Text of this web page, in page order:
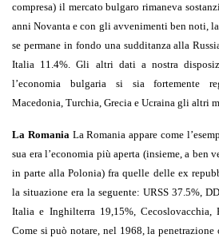
compresa) il mercato bulgaro rimaneva
anni Novanta e con gli avvenimenti ben noti,
se permane in fondo una sudditanza alla
Italia 11.4%. Gli altri dati a nostra
l’economia bulgaria si sia fortemente
Macedonia, Turchia, Grecia e Ucraina gli altri
La Romania La Romania appare come
sua era l’economia più aperta (insieme, a ben
in parte alla Polonia) fra quelle delle ex
la situazione era la seguente: URSS 37.5%,
Italia e Inghilterra 19,15%, Cecoslovacchia,
Come si può notare, nel 1968, la penetrazione